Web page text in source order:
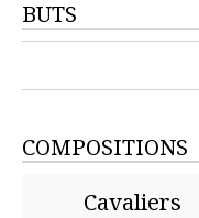
BUTS
COMPOSITIONS
Cavaliers